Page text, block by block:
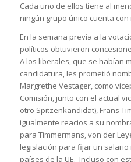
Cada uno de ellos tiene al
ningún grupo único cuenta con
En la semana previa a la
políticos obtuvieron
A los liberales, que se habían
candidatura, les prometió
Margrethe Vestager, como
Comisión, junto con el actual
otro Spitzenkandidat), Frans
igualmente reacios a su
para Timmermans, von der
legislación para fijar un
países de la UE. Incluso con